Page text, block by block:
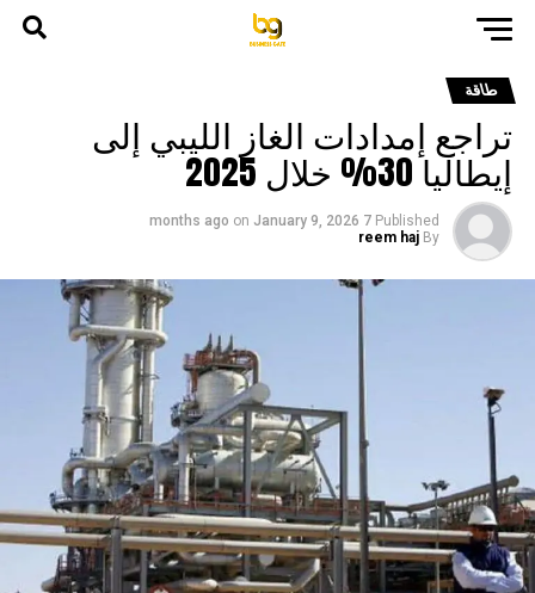
طاقة
تراجع إمدادات الغاز الليبي إلى
إيطاليا 30% خلال 2025
Published
7 months ago
on January 9, 2026
By
reem haj